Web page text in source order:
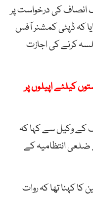
انصاف کی درخواست پر
کہ ڈپٹی کمشنر آفس
کرنے کی اجازت
کیلئے اپیلوں پر
کے وکیل سے کہا کہ
ضلعی انتظامیہ کے
کہنا تھا کہ روات